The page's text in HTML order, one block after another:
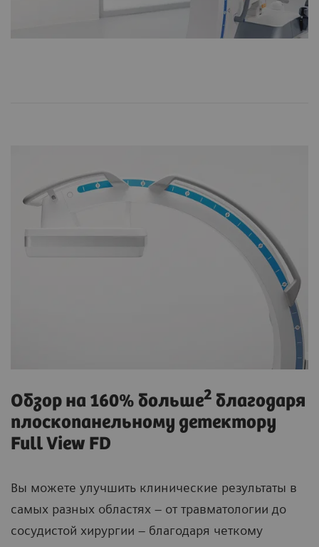
Обзор на 160% больше2 благодаря
плоскопанельному детектору
Full View FD
Вы можете улучшить клинические результаты в
самых разных областях – от травматологии до
сосудистой хирургии – благодаря четкому